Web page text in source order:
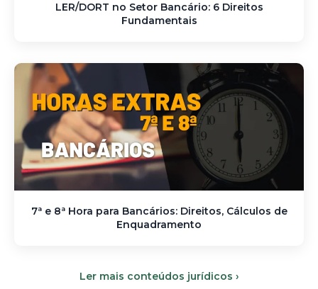
LER/DORT no Setor Bancário: 6 Direitos
Fundamentais
7ª e 8ª Hora para Bancários: Direitos, Cálculos de
Enquadramento
Ler mais conteúdos jurídicos ›